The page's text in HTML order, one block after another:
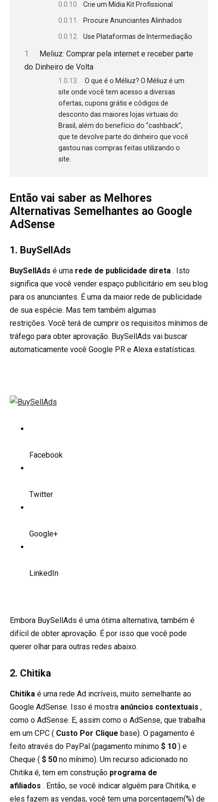
Crie um Mídia Kit Profissional
Procure Anunciantes Alinhados
Use Plataformas de Intermediação
Meliuz: Comprar pela internet e receber parte
do Dinheiro de Volta
O que é o Méliuz? O Méliuz é um
site onde você tem acesso a diversas
ofertas, cupons grátis e códigos de
desconto das maiores lojas virtuais do
Brasil, além do benefício do “cashback”,
que te devolve parte do dinheiro que você
gastou nas compras feitas utilizando o
site.
Então vai saber as Melhores
Alternativas Semelhantes ao Google
AdSense
1. BuySellAds
BuySellAds é uma rede de publicidade direta . Isto
significa que você vender espaço publicitário em seu blog
para os anunciantes. É uma da maior rede de publicidade
de sua espécie. Mas tem também algumas
restrições. Você terá de cumprir os requisitos mínimos de
tráfego para obter aprovação. BuySellAds vai buscar
automaticamente você Google PR e Alexa estatísticas.
Facebook
Twitter
Google+
LinkedIn
Embora BuySellAds é uma ótima alternativa, também é
difícil de obter aprovação. É por isso que você pode
querer olhar para outras redes abaixo.
2. Chitika
Chitika é uma rede Ad incríveis, muito semelhante ao
Google AdSense. Isso é mostra anúncios contextuais ,
como o AdSense. E, assim como o AdSense, que trabalha
em um CPC ( Custo Por Clique base). O pagamento é
feito através do PayPal (pagamento mínimo $ 10 ) e
Cheque ( $ 50 no mínimo). Um recurso adicionado no
Chitika é, tem em construção programa de
afiliados . Então, se você indicar alguém para Chitika, e
eles fazem as vendas, você tem uma porcentagem(%) de